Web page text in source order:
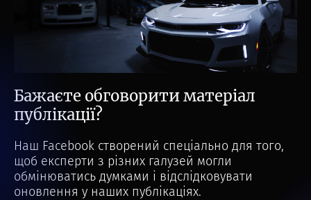
Бажаєте обговорити матеріал
публікації?
Наш Facebook створений спеціально для того,
щоб експерти з різних галузей могли
обмінюватись думками і відслідковувати
оновлення у наших публікаціях.